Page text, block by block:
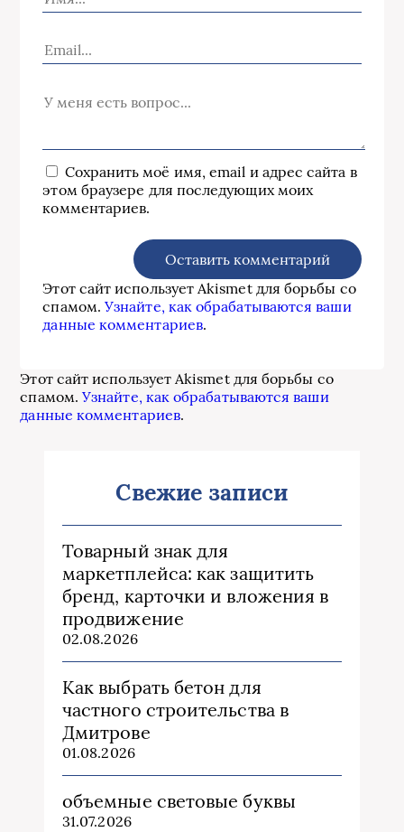
Сохранить моё имя, email и адрес сайта в
этом браузере для последующих моих
комментариев.
Этот сайт использует Akismet для борьбы со
спамом.Узнайте, как обрабатываются ваши
данные комментариев.
Этот сайт использует Akismet для борьбы со
спамом.Узнайте, как обрабатываются ваши
данные комментариев.
Свежие записи
Товарный знак для
маркетплейса: как защитить
бренд, карточки и вложения в
продвижение
02.08.2026
Как выбрать бетон для
частного строительства в
Дмитрове
01.08.2026
объемные световые буквы
31.07.2026